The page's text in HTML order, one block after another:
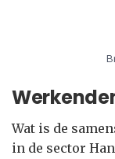
Wat is de
in de sector